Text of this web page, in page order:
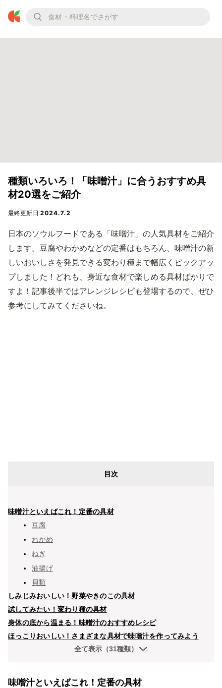
種類いろいろ！「味噌汁」に合うおすすめ具
材20選をご紹介
最終更新日2024.7.2
日本のソウルフードである「味噌汁」の人気具材をご紹介
します。豆腐やわかめなどの定番はもちろん、味噌汁の新
しいおいしさを発見できる変わり種まで幅広くピックアッ
プしました！どれも、身近な食材で楽しめる具材ばかりで
すよ！記事後半ではアレンジレシピも登場するので、ぜひ
参考にしてみてくださいね。
目次
味噌汁といえばこれ！定番の具材
豆腐
わかめ
ねぎ
油揚げ
貝類
しみじみおいしい！野菜やきのこの具材
試してみたい！変わり種の具材
身体の底から温まる！味噌汁のおすすめレシピ
ほっこりおいしい！さまざまな具材で味噌汁を作ってみよう
全て表示（31種類）
味噌汁といえばこれ！定番の具材